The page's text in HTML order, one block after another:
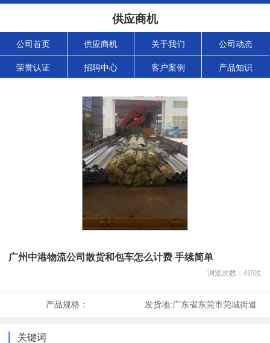
供应商机
公司首页 供应商机 关于我们 公司动态
荣誉认证 招聘中心 客户案例 产品知识
广州中港物流公司散货和包车怎么计费 手续简单
浏览次数： 415次
产品规格： 发货地:广东省东莞市莞城街道
关键词